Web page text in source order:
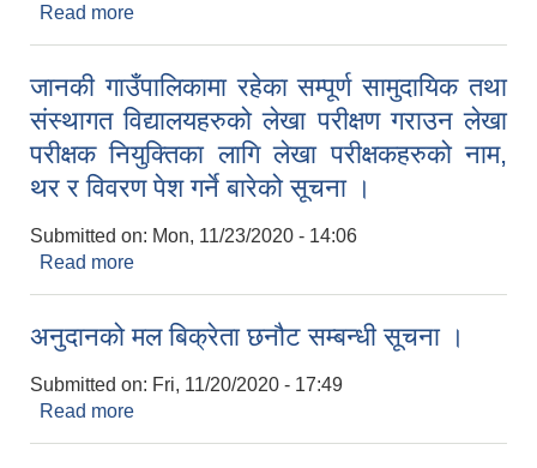
Read more
जानकी गाउँपालिकामा रहेका सम्पूर्ण सामुदायिक तथा
संस्थागत विद्यालयहरुको लेखा परीक्षण गराउन लेखा
परीक्षक नियुक्तिका लागि लेखा परीक्षकहरुको नाम,
थर र विवरण पेश गर्ने बारेको सूचना ।
Submitted on: Mon, 11/23/2020 - 14:06
Read more
गर्ने बारेको सूचना ।
अनुदानको मल बिक्रेता छनौट सम्बन्धी सूचना ।
Submitted on: Fri, 11/20/2020 - 17:49
Read more